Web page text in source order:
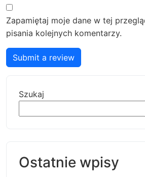
Zapamiętaj moje dane w tej
pisania kolejnych komentarzy.
Submit a review
Szukaj
Ostatnie wpisy